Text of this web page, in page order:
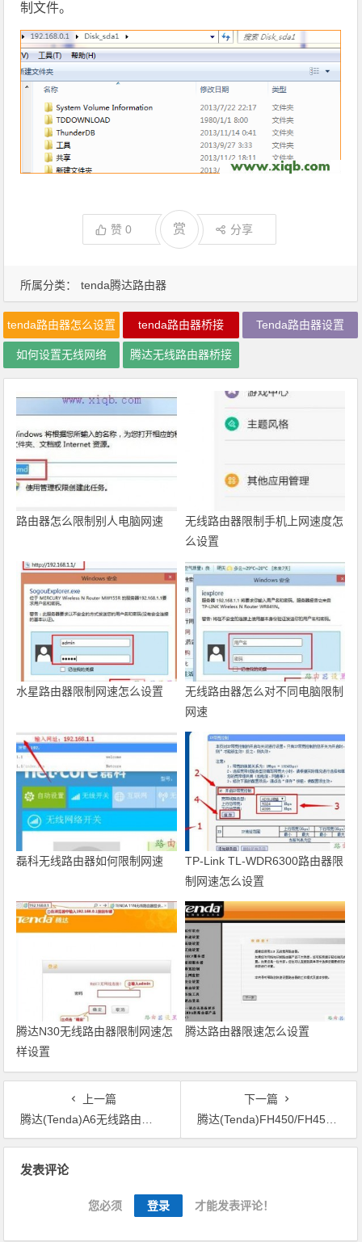
所属分类： tenda腾达路由器
制文件。
赞0 赏 分享
tenda路由器怎么设置 tenda路由器桥接 Tenda路由器设置
如何设置无线网络 腾达无线路由器桥接
路由器怎么限制别人电脑网速
无线路由器限制手机上网速度怎
么设置
水星路由器限制网速怎么设置
无线路由器怎么对不同电脑限制
网速
磊科无线路由器如何限制网速
TP-Link TL-WDR6300路由器限
制网速怎么设置
腾达N30无线路由器限制网速怎
样设置
腾达路由器限速怎么设置
上一篇
腾达(Tenda)A6无线路由器怎么设置？(新版本)
下一篇
腾达(Tenda)FH450/FH451/F450/F451无线路由器设置
发表评论
您必须 登录 才能发表评论！